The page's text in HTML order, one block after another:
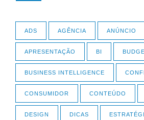
ADS AGÊNCIA ANÚNCIO
APRESENTAÇÃO BI
BUSINESS INTELLIGENCE
CONSUMIDOR CONTEÚDO
DESIGN DICAS